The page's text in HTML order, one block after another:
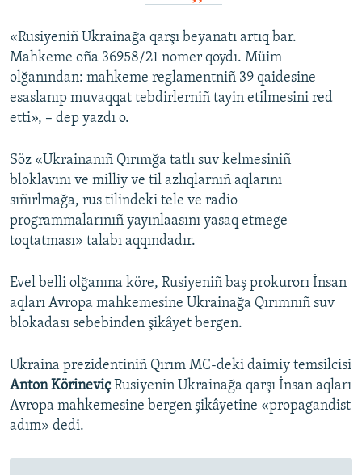
«Rusiyeniñ Ukrainağa qarşı beyanatı artıq bar.
Mahkeme oña 36958/21 nomer qoydı. Müim
olğanından: mahkeme reglamentniñ 39 qaidesine
esaslanıp muvaqqat tebdirlerniñ tayin etilmesini red
etti», – dep yazdı o.
Söz «Ukrainanıñ Qırımğa tatlı suv kelmesiniñ
bloklavını ve milliy ve til azlıqlarnıñ aqlarını
sıñırlmağa, rus tilindeki tele ve radio
programmalarınıñ yayınlaasını yasaq etmege
toqtatması» talabı aqqındadır.
Evel belli olğanına köre, Rusiyeniñ baş prokurorı İnsan
aqları Avropa mahkemesine Ukrainağa Qırımnıñ suv
blokadası sebebinden şikâyet bergen.
Ukraina prezidentiniñ Qırım MC-deki daimiy temsilcisi
Anton KörineviçRusiyenin Ukrainağa qarşı İnsan aqları
Avropa mahkemesine bergen şikâyetine «propagandist
adım» dedi.